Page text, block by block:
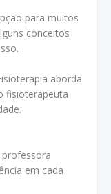
para muitos
conceitos
aborda
fisioterapeuta
professora
em cada